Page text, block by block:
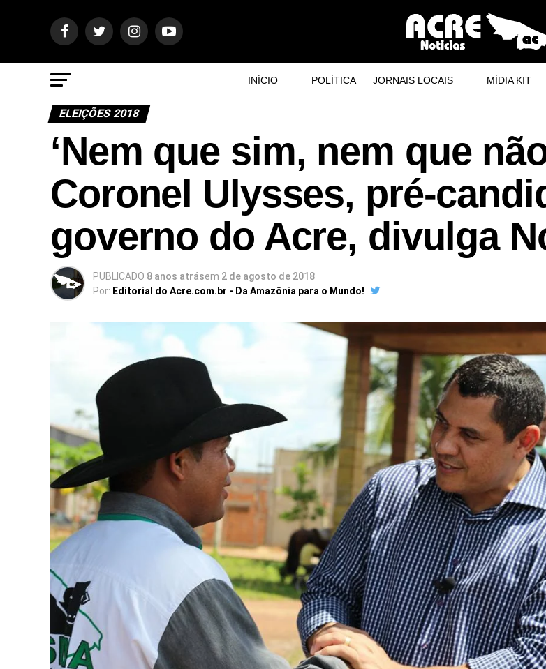
INÍCIO POLÍTICA JORNAIS LOCAIS MÍDIA KIT
ELEIÇÕES 2018
‘Nem que sim, nem que
Coronel Ulysses, pré-
governo do Acre, divulga
PUBLICADO 8 anos atrásem 2 de agosto de 2018
Por: Editorial do Acre.com.br - Da Amazônia para o Mundo!